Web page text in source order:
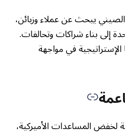
يبحث عن عملاء وزبائن،
إلى بناء شراكات وتحالفات.
في مواجهة
لخفض المساعدات الأميركية،